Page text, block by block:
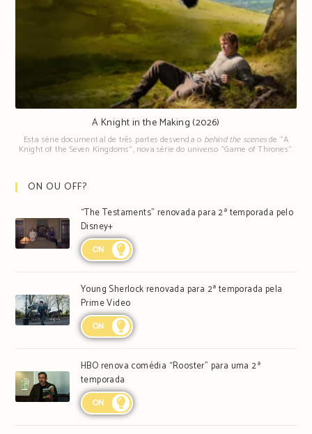
A Knight in the Making (2026)
Esta série documental de três partes desvenda o behind the scenesde "A
Knight of the Seven Kingdoms", nova série do universo "Game of Thrones".
ON OU OFF?
“The Testaments” renovada para 2ª temporada pelo
Disney+
ON
Young Sherlock renovada para 2ª temporada pela
Prime Video
ON
HBO renova comédia “Rooster” para uma 2ª
temporada
ON